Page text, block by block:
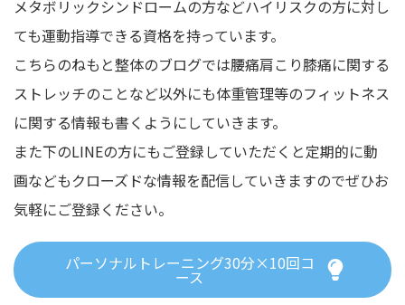
メタボリックシンドロームの方などハイリスクの方に対し
ても運動指導できる資格を持っています。
こちらのねもと整体のブログでは腰痛肩こり膝痛に関する
ストレッチのことなど以外にも体重管理等のフィットネス
に関する情報も書くようにしていきます。
また下のLINEの方にもご登録していただくと定期的に動
画などもクローズドな情報を配信していきますのでぜひお
気軽にご登録ください。
パーソナルトレーニング30分×10回コ
ース